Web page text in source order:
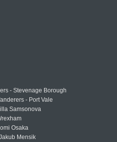
- Stevenage Borough
- Port Vale
Samsonova
Osaka
Mensik